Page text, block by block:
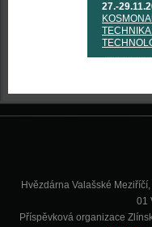
27.-
Hvězdárna Valašské
01
Příspěvková organizace